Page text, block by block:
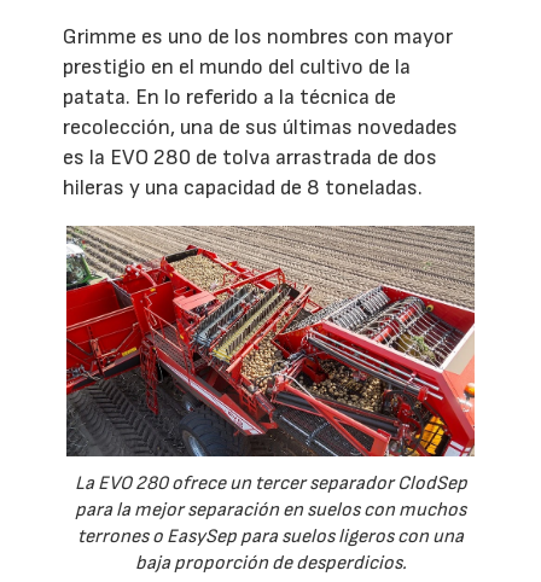
Grimme es uno de los nombres con mayor
prestigio en el mundo del cultivo de la
patata. En lo referido a la técnica de
recolección, una de sus últimas novedades
es la EVO 280 de tolva arrastrada de dos
hileras y una capacidad de 8 toneladas.
La EVO 280 ofrece un tercer separador ClodSep
para la mejor separación en suelos con muchos
terrones o EasySep para suelos ligeros con una
baja proporción de desperdicios.